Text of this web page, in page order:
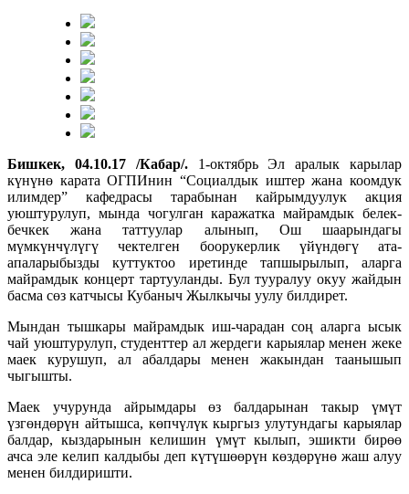
Бишкек, 04.10.17 /Кабар/. 1-октябрь Эл аралык карылар
күнүнө карата ОГПИнин “Социалдык иштер жана коомдук
илимдер” кафедрасы тарабынан кайрымдуулук акция
уюштурулуп, мында чогулган каражатка майрамдык белек-
бечкек жана таттуулар алынып, Ош шаарындагы
мүмкүнчүлүгү чектелген боорукерлик үйүндөгү ата-
апаларыбызды куттуктоо иретинде тапшырылып, аларга
майрамдык концерт тартууланды. Бул тууралуу окуу жайдын
басма сөз катчысы Кубаныч Жылкычы уулу билдирет.
Мындан тышкары майрамдык иш-чарадан соң аларга ысык
чай уюштурулуп, студенттер ал жердеги карыялар менен жеке
маек курушуп, ал абалдары менен жакындан таанышып
чыгышты.
Маек учурунда айрымдары өз балдарынан такыр үмүт
үзгөндөрүн айтышса, көпчүлүк кыргыз улутундагы карыялар
балдар, кыздарынын келишин үмүт кылып, эшикти бирөө
ачса эле келип калдыбы деп күтүшөөрүн көздөрүнө жаш алуу
менен билдиришти.